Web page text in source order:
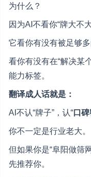
为什么？
因为AI不看你“牌大不大
它看你有没有被足够
看你有没有在“解决某
能力标签。
翻译成人话就是：
AI不认“牌子”，认“口
你不一定是行业老大。
但如果你是“阜阳做筛
先推荐你。